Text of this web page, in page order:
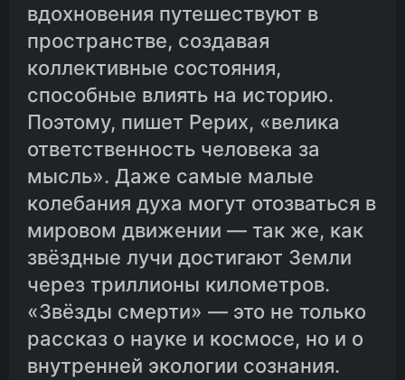
вдохновения путешествуют в
пространстве, создавая
коллективные состояния,
способные влиять на историю.
Поэтому, пишет Рерих, «велика
ответственность человека за
мысль». Даже самые малые
колебания духа могут отозваться в
мировом движении — так же, как
звёздные лучи достигают Земли
через триллионы километров.
«Звёзды смерти» — это не только
рассказ о науке и космосе, но и о
внутренней экологии сознания.